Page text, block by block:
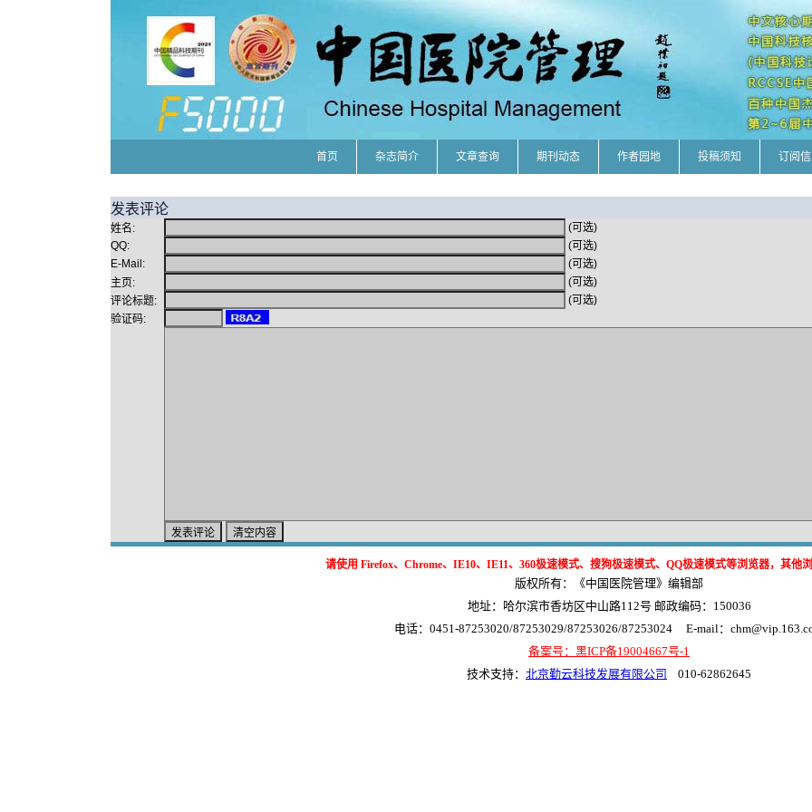
首页 杂志简介 文章查询 期刊动态 作者园地 投稿须知 订阅
发表评论
姓名:
(可选)
QQ:
(可选)
E-Mail:
(可选)
主页:
(可选)
评论标题:
(可选)
验证码:
请使用 Firefox、Chrome、IE10、IE11、360极速模式、搜狗极速模式、QQ极速模式等浏览器，其他
版权所有：《中国医院管理》编辑部
地址：哈尔滨市香坊区中山路112号 邮政编码：150036
电话：0451-87253020/87253029/87253026/87253024
E-mail：
备案号：黑ICP备19004667号-1
技术支持： 北京勤云科技发展有限公司 010-62862645